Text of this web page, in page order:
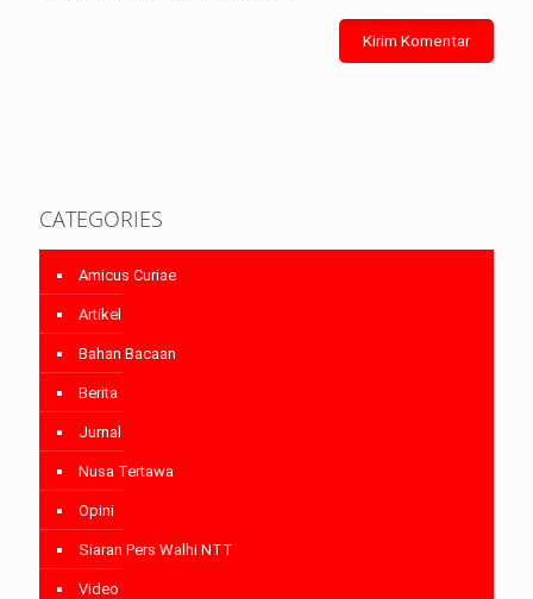
CATEGORIES
Amicus Curiae
Artikel
Bahan Bacaan
Berita
Jurnal
Nusa Tertawa
Opini
Siaran Pers Walhi NTT
Video